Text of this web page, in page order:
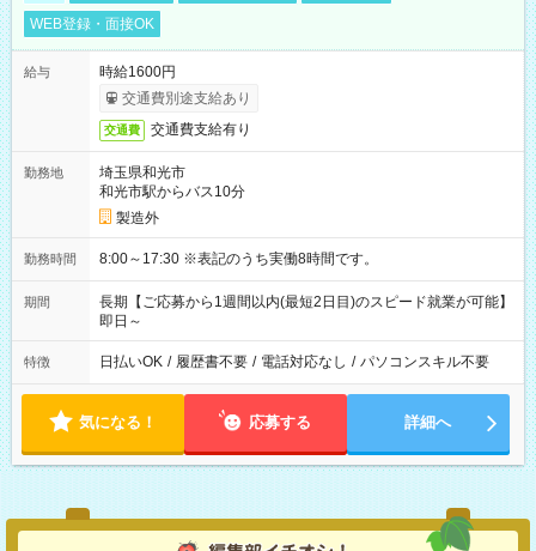
WEB登録・面接OK
給与
時給1600円
交通費別途支給あり
交通費 交通費支給有り
勤務地
埼玉県和光市
和光市駅からバス10分
製造外
勤務時間 8:00～17:30 ※表記のうち実働8時間です。
期間
長期【ご応募から1週間以内(最短2日目)のスピード就業が可能】
即日～
特徴 日払いOK / 履歴書不要 / 電話対応なし / パソコンスキル不要
気になる！ 応募する 詳細へ